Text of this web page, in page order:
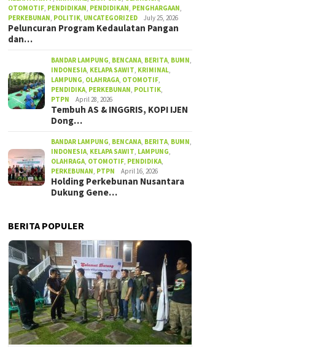
OTOMOTIF, PENDIDIKAN, PENDIDIKAN, PENGHARGAAN,
PERKEBUNAN, POLITIK, UNCATEGORIZED July 25, 2026
Peluncuran Program Kedaulatan Pangan
dan…
BANDAR LAMPUNG, BENCANA, BERITA, BUMN,
INDONESIA, KELAPA SAWIT, KRIMINAL,
LAMPUNG, OLAHRAGA, OTOMOTIF,
PENDIDIKA, PERKEBUNAN, POLITIK,
PTPN
April 28, 2026
Tembuh AS & INGGRIS, KOPI IJEN
Dong…
BANDAR LAMPUNG, BENCANA, BERITA, BUMN,
INDONESIA, KELAPA SAWIT, LAMPUNG,
OLAHRAGA, OTOMOTIF, PENDIDIKA,
PERKEBUNAN, PTPN April 16, 2026
Holding Perkebunan Nusantara
Dukung Gene…
BERITA POPULER